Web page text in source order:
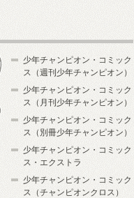
少年チャンピオン・コミック
ス（週刊少年チャンピオン）
少年チャンピオン・コミック
ス（月刊少年チャンピオン）
少年チャンピオン・コミック
ス（別冊少年チャンピオン）
少年チャンピオン・コミック
ス・エクストラ
少年チャンピオン・コミック
ス（チャンピオンクロス）